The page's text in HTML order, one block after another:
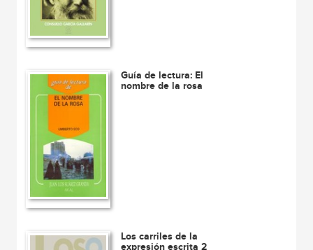
Guía de lectura: El
nombre de la rosa
Los carriles de la
expresión escrita 2